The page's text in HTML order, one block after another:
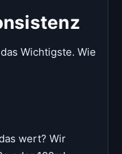
Wichtigste. Wie
wert? Wir